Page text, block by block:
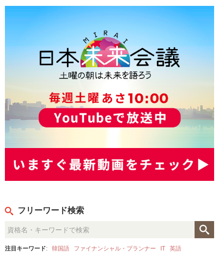
フリーワード検索
注目キーワード: 韓国語 ファイナンシャル・プランナー IT 英語